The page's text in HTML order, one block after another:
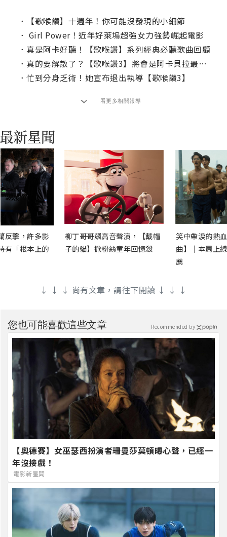
．
【歌喉讚】十週年！你可能沒發現的小細節
． Girl Power！近年好萊塢超強女力強勢崛起電影
． 真是阿卡好聽！【歌喉讚】系列經典必聽歌曲回顧
． 真的要解散了？【歌喉讚3】將會是阿卡貝拉最後一次登場
． 忙到分身乏術！她宣布退出執導【歌喉讚3】
看更多相關報導
反擊，許多影
有「根本上的
柳丁哥哥飆高音聲演，【戴帽
子的貓】掀粉絲童年回憶殺
笑中帶淚的熱
曲】｜本周上
薦
↓ ↓ ↓ 尚有文章，請往下閱讀 ↓ ↓ ↓
您也可能喜歡這些文章
【奧德賽】女巫瑟西扮演者珊曼莎莫頓曝心聲，已經一
年沒接戲！
電影新星聞
Recommended by